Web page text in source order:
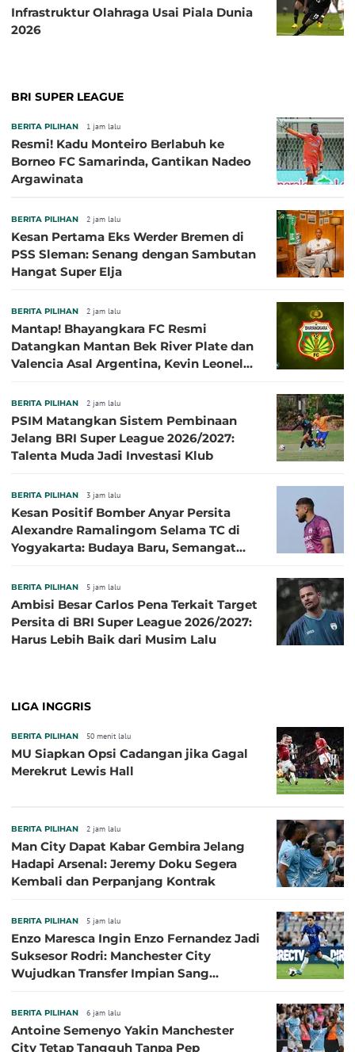
Infrastruktur Olahraga Usai Piala Dunia
2026
BRI SUPER LEAGUE
BERITA PILIHAN 1 jam lalu
Resmi! Kadu Monteiro Berlabuh ke
Borneo FC Samarinda, Gantikan Nadeo
Argawinata
BERITA PILIHAN 2 jam lalu
Kesan Pertama Eks Werder Bremen di
PSS Sleman: Senang dengan Sambutan
Hangat Super Elja
BERITA PILIHAN 2 jam lalu
Mantap! Bhayangkara FC Resmi
Datangkan Mantan Bek River Plate dan
Valencia Asal Argentina, Kevin Leonel
BERITA PILIHAN 2 jam lalu
PSIM Matangkan Sistem Pembinaan
Jelang BRI Super League 2026/2027:
Talenta Muda Jadi Investasi Klub
BERITA PILIHAN 3 jam lalu
Kesan Positif Bomber Anyar Persita
Alexandre Ramalingom Selama TC di
Yogyakarta: Budaya Baru, Semangat
BERITA PILIHAN 5 jam lalu
Ambisi Besar Carlos Pena Terkait Target
Persita di BRI Super League 2026/2027:
Harus Lebih Baik dari Musim Lalu
LIGA INGGRIS
BERITA PILIHAN 50 menit lalu
MU Siapkan Opsi Cadangan jika Gagal
Merekrut Lewis Hall
BERITA PILIHAN 2 jam lalu
Man City Dapat Kabar Gembira Jelang
Hadapi Arsenal: Jeremy Doku Segera
Kembali dan Perpanjang Kontrak
BERITA PILIHAN 5 jam lalu
Enzo Maresca Ingin Enzo Fernandez Jadi
Suksesor Rodri: Manchester City
Wujudkan Transfer Impian Sang
BERITA PILIHAN 6 jam lalu
Antoine Semenyo Yakin Manchester
City Tetap Tangguh Tanpa Pep